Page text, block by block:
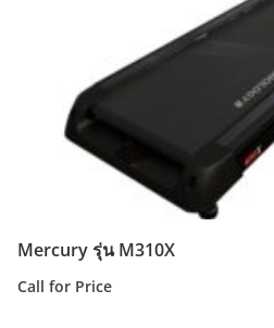
Mercury รุ่น M310X
Call for Price